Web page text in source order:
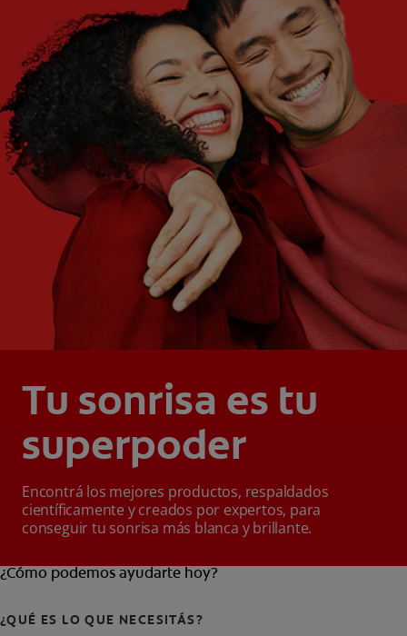
¿CUÁLES SON TUS OBJETIVOS?
Elegí una opción
Empezar
Tu sonrisa es tu
superpoder
Encontrá los mejores productos, respaldados
científicamente y creados por expertos, para
conseguir tu sonrisa más blanca y brillante.
¿Cómo podemos ayudarte hoy?
¿QUÉ ES LO QUE NECESITÁS?